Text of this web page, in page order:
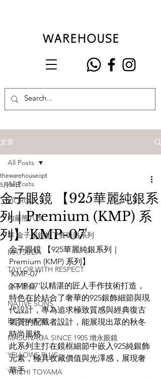
文章
All Posts
VIOROU
內藤熊八作
掌 金子眼鏡旗下賽璐珞系列
MATSUDA
TAYLOR WITH RESPECT
金子眼鏡
NATIVE SONS
EYEVAN7285
MASUNAGA SINCE 1905 增永眼鏡
YELLOWS PLUS
YUICHI TOYAMA
All Posts
金子眼鏡 【925華麗純銀系
列｜Premium (KMP) 系
列】'KMP-07'
thewarehouseopt
5月26日
金子眼鏡 【925華麗純銀系列｜
Premium (KMP) 系列】
'KMP-07'
'KMP-07'以精湛的匠人手作技術打造，
特色在於結合了奢華的925銀飾細節與現
代設計，專為追求極致質感與經典復古
氣質的配戴者設計，能展現出眾的秋冬
時尚風格。
此系列主打在鏡框細節中嵌入925純銀飾
元素，極具收藏價值與光澤感，展現奢
華手